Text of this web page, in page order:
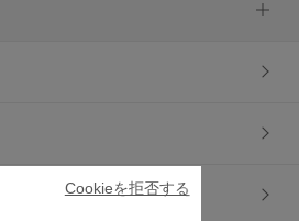
Cookieを拒否する